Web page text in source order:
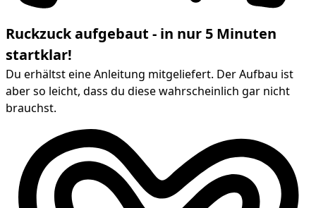
Ruckzuck aufgebaut - in nur 5 Minuten
startklar!
Du erhältst eine Anleitung mitgeliefert. Der Aufbau ist
aber so leicht, dass du diese wahrscheinlich gar nicht
brauchst.